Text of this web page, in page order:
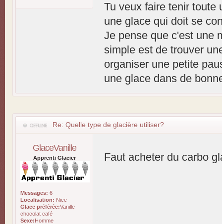
Tu veux faire tenir toute
une glace qui doit se
Je pense que c'est une
simple est de trouver
organiser une petite
une glace dans de
Re: Quelle type de glacière utiliser?
GlaceVanille
Apprenti Glacier
Messages: 6
Localisation: Nice
Glace préférée:Vanille
chocolat café
Sexe:Homme
Faut acheter du carbo